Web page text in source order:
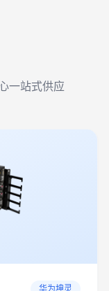
一站式供应
华为坤灵